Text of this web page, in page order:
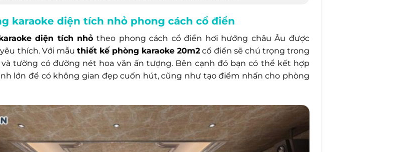
karaoke diện tích nhỏ phong cách cổ điển
diện tích nhỏ theo phong cách cổ điển hơi hướng châu Âu được
thích. Với mẫu thiết kế phòng karaoke 20m2 cổ điển sẽ chú trọng trong
tường có đường nét hoa văn ấn tượng. Bên cạnh đó bạn có thể kết hợp
lớn để có không gian đẹp cuốn hút, cũng như tạo điểm nhấn cho phòng